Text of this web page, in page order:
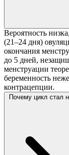
Вероятность
(21–24 дня)
окончания
до 5 дней,
менструации
беременность
контрацепции.
Почему цикл стал